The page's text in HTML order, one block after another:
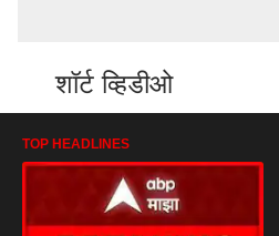
शॉर्ट व्हिडीओ
TOP HEADLINES